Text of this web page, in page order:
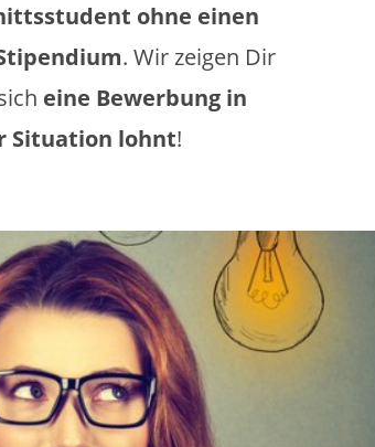
ohne einen
. Wir zeigen Dir
eine Bewerbung in
Situation lohnt!